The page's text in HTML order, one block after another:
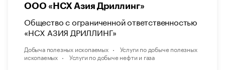
ООО «НСХ Азия Дриллинг»
Общество с ограниченной ответственностью
«НСХ АЗИЯ ДРИЛЛИНГ»
Добыча полезных ископаемых
Услуги по добыче полезных
ископаемых
Услуги по добыче нефти и газа